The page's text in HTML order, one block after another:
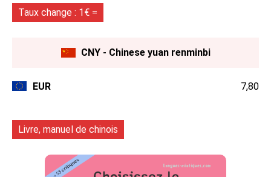
Taux change : 1€ =
CNY - Chinese yuan renminbi
EUR 7,80
Livre, manuel de chinois